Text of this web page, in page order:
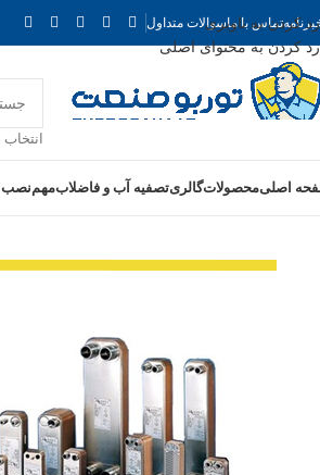
رد کردن به ناوبری
رد کردن به محتوای اصلی
تماس با ماسوالات متداول
اصلیمحصولاتگالریتصفیه آب و فاضلابمهمنصب